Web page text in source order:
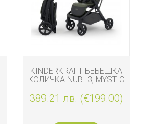
KINDERKRAFT БЕБЕШКА
КОЛИЧКА NUBI 3, MYSTIC
389.21 лв. (€199.00)